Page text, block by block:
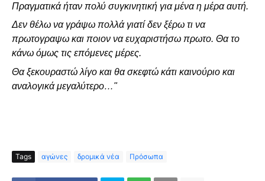
Πραγματικά ήταν πολύ συγκινητική για μένα η μέρα αυτή.
Δεν θέλω να γράψω πολλά γιατί δεν ξέρω τι να
πρωτογραψω και ποιον να ευχαριστήσω πρωτο. Θα το
κάνω όμως τις επόμενες μέρες.
Θα ξεκουραστώ λίγο και θα σκεφτώ κάτι καινούριο και
αναλογικά μεγαλύτερο…"
Tags αγώνες δρομικά νέα Πρόσωπα